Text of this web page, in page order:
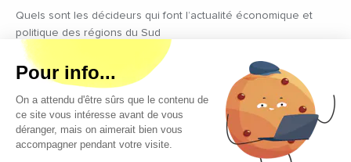
Quels sont les décideurs qui font l’actualité économique et
politique des régions du Sud
Copyright © 2026 - Tous droits réservés